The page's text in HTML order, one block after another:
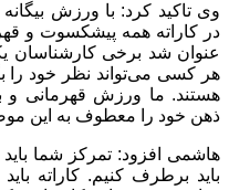
وی تاکید کرد: با ورزش
در کاراته همه پیشکسوت و
عنوان شد برخی کارشناسان
هر کسی می‌تواند نظر خود را
هستند. ما ورزش قهرمانی و
ذهن خود را معطوف به این
هاشمی افزود: تمرکز شما
باید برطرف کنیم. کاراته